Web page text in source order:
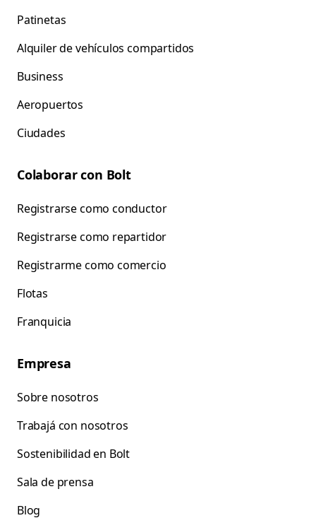
Patinetas
Alquiler de vehículos compartidos
Business
Aeropuertos
Ciudades
Colaborar con Bolt
Registrarse como conductor
Registrarse como repartidor
Registrarme como comercio
Flotas
Franquicia
Empresa
Sobre nosotros
Trabajá con nosotros
Sostenibilidad en Bolt
Sala de prensa
Blog